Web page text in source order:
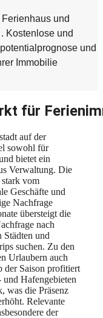
und
Kostenlose und
und
Immobilie
für
auf der
sowohl für
bietet ein
Verwaltung. Die
vom
Geschäfte und
Nachfrage
übersteigt die
nach
Städten und
suchen. Zu den
Urlaubern auch
der Saison profitiert
Hafengebieten
was die Präsenz
Relevante
der